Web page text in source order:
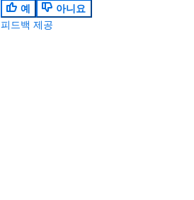
예
아니요
피드백 제공